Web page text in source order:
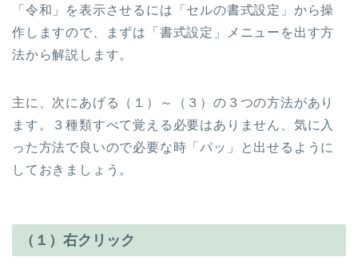
「令和」を表示させるには「セルの書式設定」から操
作しますので、まずは「書式設定」メニューを出す方
法から解説します。
主に、次にあげる（１）～（３）の３つの方法があり
ます。３種類すべて覚える必要はありません、気に入
った方法で良いので必要な時「パッ」と出せるように
しておきましょう。
（１）右クリック